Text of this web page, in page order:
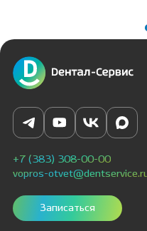
+7 (383) 308-00-00
vopros-
Записаться